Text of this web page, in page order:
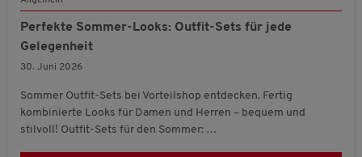
Perfekte Sommer-Looks: Outfit-Sets für jede
Gelegenheit
30. Juni 2026
Sommer Outfit-Sets bei Vorteilshop entdecken. Fertig
kombinierte Looks für Damen und Herren – bequem und
stilvoll! Outfit-Sets für den Sommer: …